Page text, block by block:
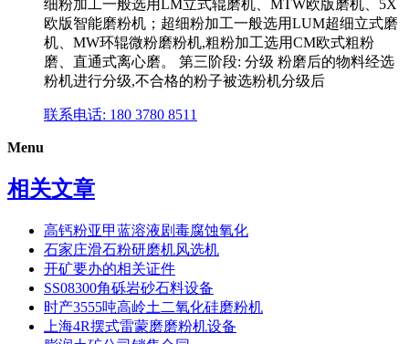
细粉加工一般选用LM立式辊磨机、MTW欧版磨机、5X
欧版智能磨粉机；超细粉加工一般选用LUM超细立式磨
机、MW环辊微粉磨粉机,粗粉加工选用CM欧式粗粉
磨、直通式离心磨。 第三阶段: 分级 粉磨后的物料经选
粉机进行分级,不合格的粉子被选粉机分级后
联系电话: 180 3780 8511
Menu
相关文章
高钙粉亚甲蓝溶液剧毒腐蚀氧化
石家庄滑石粉研磨机风选机
开矿要办的相关证件
SS08300角砾岩砂石料设备
时产3555吨高岭土二氧化硅磨粉机
上海4R摆式雷蒙磨磨粉机设备